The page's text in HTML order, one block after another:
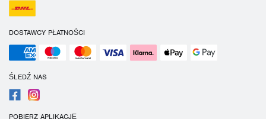
DOSTAWCY PŁATNOŚCI
ŚLEDŹ NAS
POBIERZ APLIKACJĘ